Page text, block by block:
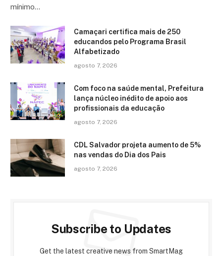
mínimo…
Camaçari certifica mais de 250
educandos pelo Programa Brasil
Alfabetizado
agosto 7, 2026
Com foco na saúde mental, Prefeitura
lança núcleo inédito de apoio aos
profissionais da educação
agosto 7, 2026
CDL Salvador projeta aumento de 5%
nas vendas do Dia dos Pais
agosto 7, 2026
Subscribe to Updates
Get the latest creative news from SmartMag